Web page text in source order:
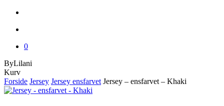
0
ByLilani
KurvClose
Cart
Forside Jersey Jersey ensfarvet Jersey – ensfarvet – Khaki